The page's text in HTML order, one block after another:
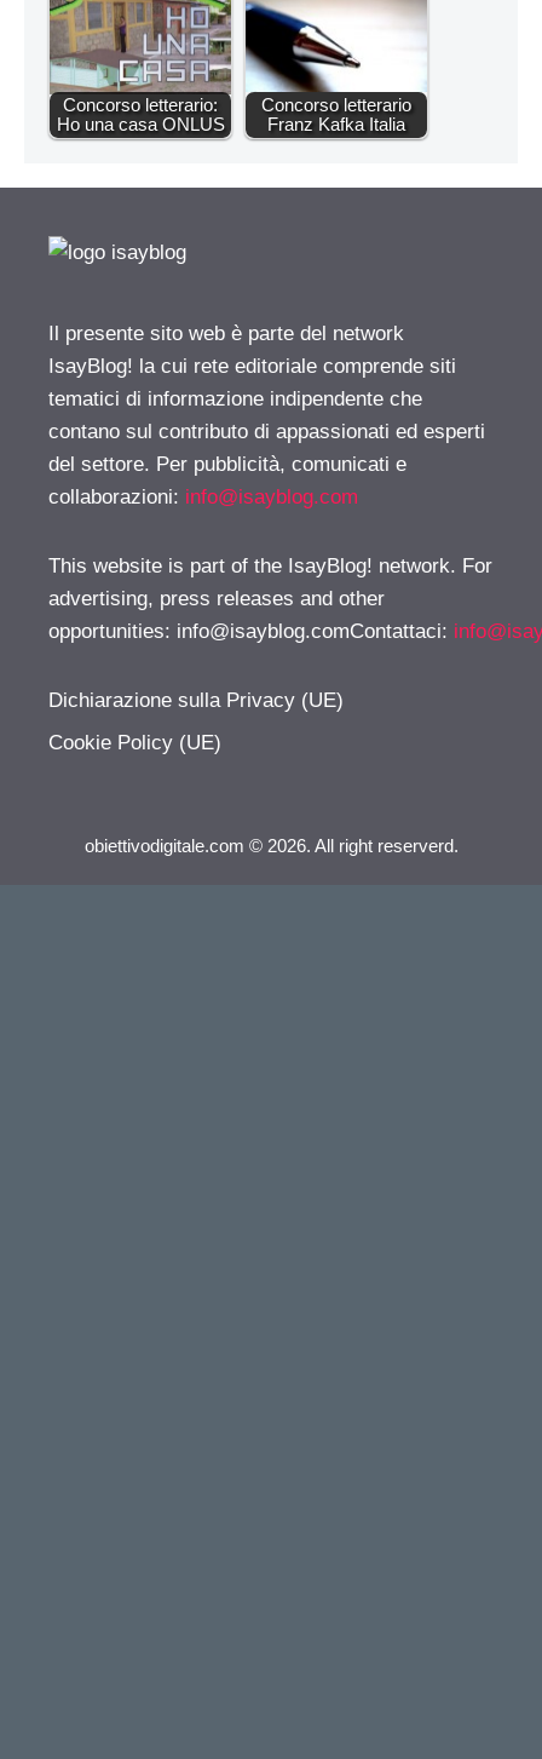
Concorso letterario:
Ho una casa ONLUS
Concorso letterario
Franz Kafka Italia
Il presente sito web è parte del network
IsayBlog! la cui rete editoriale comprende siti
tematici di informazione indipendente che
contano sul contributo di appassionati ed esperti
del settore. Per pubblicità, comunicati e
collaborazioni: info@isayblog.com
This website is part of the IsayBlog! network. For
advertising, press releases and other
opportunities: info@isayblog.comContattaci:
Dichiarazione sulla Privacy (UE)
Cookie Policy (UE)
obiettivodigitale.com © 2026. All right reserverd.